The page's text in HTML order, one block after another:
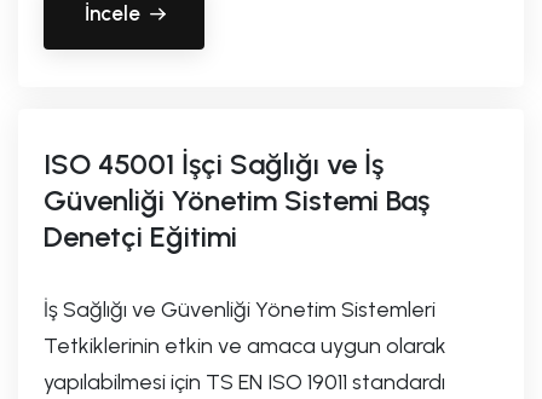
İncele
ISO 45001 İşçi Sağlığı ve İş
Güvenliği Yönetim Sistemi Baş
Denetçi Eğitimi
İş Sağlığı ve Güvenliği Yönetim Sistemleri
Tetkiklerinin etkin ve amaca uygun olarak
yapılabilmesi için TS EN ISO 19011 standardı